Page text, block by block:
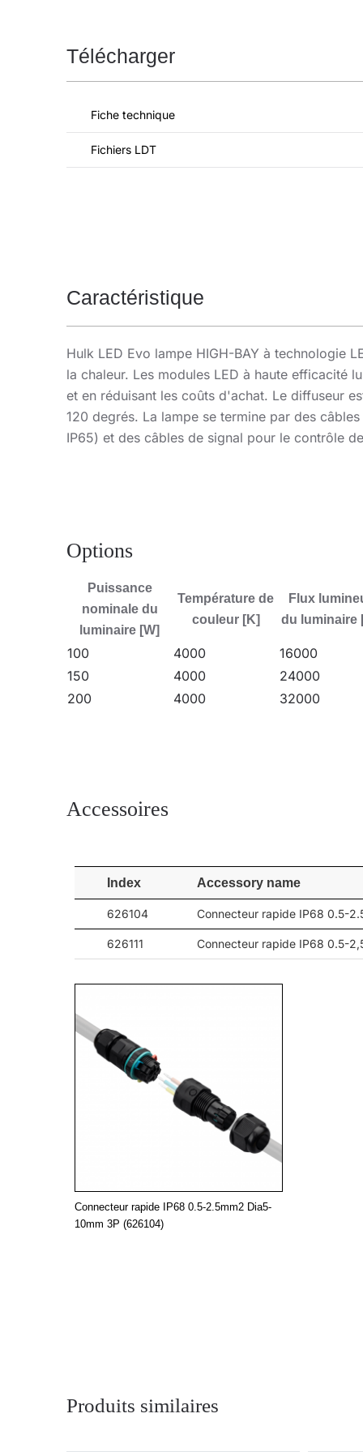
Télécharger
Fiche technique
Fichiers LDT
Caractéristique
Hulk LED Evo lampe HIGH-BAY à technologie
la chaleur. Les modules LED à haute efficacité
et en réduisant les coûts d'achat. Le diffuseur
120 degrés. La lampe se termine par des
IP65) et des câbles de signal pour le contrôle
usines et les halls de production, ainsi que
Options
Puissance
nominale du
luminaire [W]
Température de
couleur [K]
Flux
du luminaire
100 4000
16000
150
4000
24000
200
4000 32000
Accessoires
Index Accessory name
626104 Connecteur rapide IP68 0.5-
626111 Connecteur rapide IP68 0.5-
Connecteur rapide IP68 0.5-2.5mm2 Dia5-
10mm 3P (626104)
Produits similaires